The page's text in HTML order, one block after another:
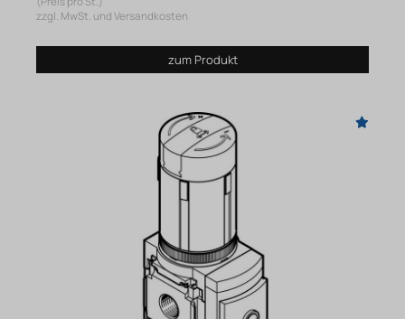
zzgl. MwSt. und Versandkosten
zum Produkt